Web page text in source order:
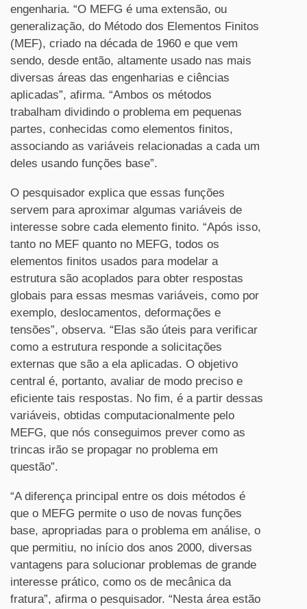
engenharia. “O MEFG é uma extensão, ou
generalização, do Método dos Elementos Finitos
(MEF), criado na década de 1960 e que vem
sendo, desde então, altamente usado nas mais
diversas áreas das engenharias e ciências
aplicadas”, afirma. “Ambos os métodos
trabalham dividindo o problema em pequenas
partes, conhecidas como elementos finitos,
associando as variáveis relacionadas a cada um
deles usando funções base”.
O pesquisador explica que essas funções
servem para aproximar algumas variáveis de
interesse sobre cada elemento finito. “Após isso,
tanto no MEF quanto no MEFG, todos os
elementos finitos usados para modelar a
estrutura são acoplados para obter respostas
globais para essas mesmas variáveis, como por
exemplo, deslocamentos, deformações e
tensões”, observa. “Elas são úteis para verificar
como a estrutura responde a solicitações
externas que são a ela aplicadas. O objetivo
central é, portanto, avaliar de modo preciso e
eficiente tais respostas. No fim, é a partir dessas
variáveis, obtidas computacionalmente pelo
MEFG, que nós conseguimos prever como as
trincas irão se propagar no problema em
questão”.
“A diferença principal entre os dois métodos é
que o MEFG permite o uso de novas funções
base, apropriadas para o problema em análise, o
que permitiu, no início dos anos 2000, diversas
vantagens para solucionar problemas de grande
interesse prático, como os de mecânica da
fratura”, afirma o pesquisador. “Nesta área estão